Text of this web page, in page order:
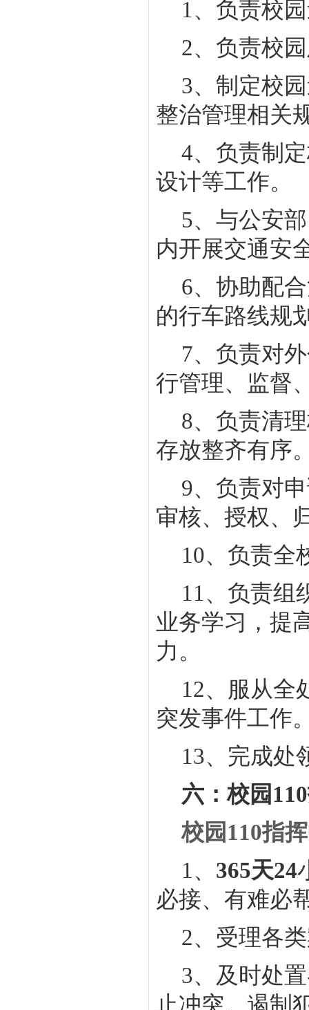
1 、负责校
2、负责校
3、制定校
整治管理相关
4、负责制
设计等工作。
5、与公安
内开展交通安
6、协助配
的行车路线规
7、负责对
行管理、监督
8、负责清
存放整齐有序
9、负责对
审核、授权、
10、负责全
11 、负责组
业务学习，提
力。
12、服从全
突发事件工作
13、完成处
六：校园 110
校园 110指
1 、 365天24
必接、有难必
2、受理各
3、及时处
止冲突、遏制